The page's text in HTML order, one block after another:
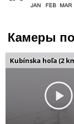
Камеры
Kubínska hoľa (2